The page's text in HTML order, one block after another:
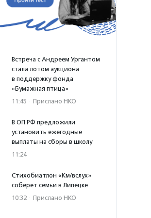
Встреча с Андреем Ургантом
стала лотом аукциона
в поддержку фонда
«Бумажная птица»
11:45 · Прислано НКО
В ОП РФ предложили
установить ежегодные
выплаты на сборы в школу
11:24
Стихобиатлон «Км/вслух»
соберет семьи в Липецке
10:32 · Прислано НКО